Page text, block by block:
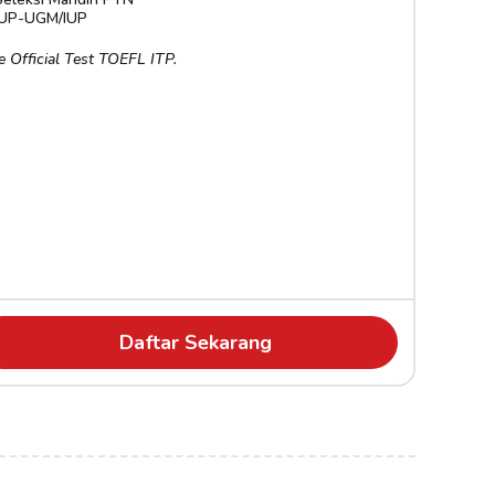
UGM/IUP
Official Test TOEFL ITP.
Daftar Sekarang